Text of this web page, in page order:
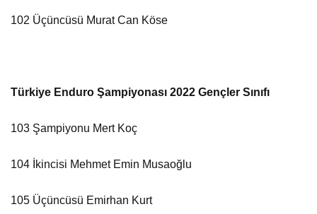
102 Üçüncüsü Murat Can Köse
Türkiye Enduro Şampiyonası 2022 Gençler Sınıfı
103 Şampiyonu Mert Koç
104 İkincisi Mehmet Emin Musaoğlu
105 Üçüncüsü Emirhan Kurt